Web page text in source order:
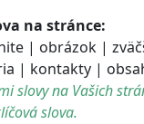
na stránce:
| obrázok |
| kontakty |
slovy na Vašich
slova.